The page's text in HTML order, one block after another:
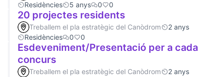
Residències
5 anys 0 0
20 projectes residents
Treballem el pla estratègic del Canòdrom
2 anys
Residències
0 0
Esdeveniment/Presentació per a cada
concurs
Treballem el pla estratègic del Canòdrom
2 anys